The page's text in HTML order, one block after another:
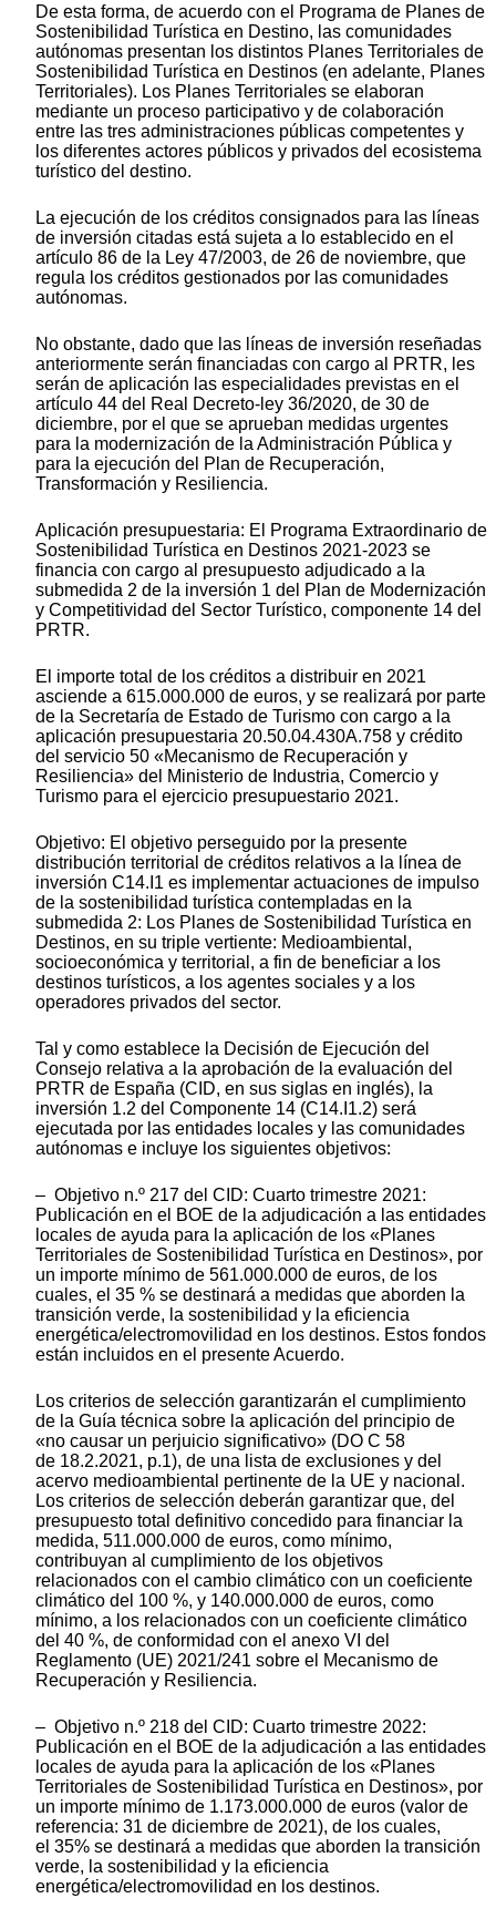
De esta forma, de acuerdo con el Programa de Planes de
Sostenibilidad Turística en Destino, las comunidades
autónomas presentan los distintos Planes Territoriales de
Sostenibilidad Turística en Destinos (en adelante, Planes
Territoriales). Los Planes Territoriales se elaboran
mediante un proceso participativo y de colaboración
entre las tres administraciones públicas competentes y
los diferentes actores públicos y privados del ecosistema
turístico del destino.
La ejecución de los créditos consignados para las líneas
de inversión citadas está sujeta a lo establecido en el
artículo 86 de la Ley 47/2003, de 26 de noviembre, que
regula los créditos gestionados por las comunidades
autónomas.
No obstante, dado que las líneas de inversión reseñadas
anteriormente serán financiadas con cargo al PRTR, les
serán de aplicación las especialidades previstas en el
artículo 44 del Real Decreto-ley 36/2020, de 30 de
diciembre, por el que se aprueban medidas urgentes
para la modernización de la Administración Pública y
para la ejecución del Plan de Recuperación,
Transformación y Resiliencia.
Aplicación presupuestaria: El Programa Extraordinario de
Sostenibilidad Turística en Destinos 2021-2023 se
financia con cargo al presupuesto adjudicado a la
submedida 2 de la inversión 1 del Plan de Modernización
y Competitividad del Sector Turístico, componente 14 del
PRTR.
El importe total de los créditos a distribuir en 2021
asciende a 615.000.000 de euros, y se realizará por parte
de la Secretaría de Estado de Turismo con cargo a la
aplicación presupuestaria 20.50.04.430A.758 y crédito
del servicio 50 «Mecanismo de Recuperación y
Resiliencia» del Ministerio de Industria, Comercio y
Turismo para el ejercicio presupuestario 2021.
Objetivo: El objetivo perseguido por la presente
distribución territorial de créditos relativos a la línea de
inversión C14.I1 es implementar actuaciones de impulso
de la sostenibilidad turística contempladas en la
submedida 2: Los Planes de Sostenibilidad Turística en
Destinos, en su triple vertiente: Medioambiental,
socioeconómica y territorial, a fin de beneficiar a los
destinos turísticos, a los agentes sociales y a los
operadores privados del sector.
Tal y como establece la Decisión de Ejecución del
Consejo relativa a la aprobación de la evaluación del
PRTR de España (CID, en sus siglas en inglés), la
inversión 1.2 del Componente 14 (C14.I1.2) será
ejecutada por las entidades locales y las comunidades
autónomas e incluye los siguientes objetivos:
– Objetivo n.º 217 del CID: Cuarto trimestre 2021:
Publicación en el BOE de la adjudicación a las entidades
locales de ayuda para la aplicación de los «Planes
Territoriales de Sostenibilidad Turística en Destinos», por
un importe mínimo de 561.000.000 de euros, de los
cuales, el 35 % se destinará a medidas que aborden la
transición verde, la sostenibilidad y la eficiencia
energética/electromovilidad en los destinos. Estos fondos
están incluidos en el presente Acuerdo.
Los criterios de selección garantizarán el cumplimiento
de la Guía técnica sobre la aplicación del principio de
«no causar un perjuicio significativo» (DO C 58
de 18.2.2021, p.1), de una lista de exclusiones y del
acervo medioambiental pertinente de la UE y nacional.
Los criterios de selección deberán garantizar que, del
presupuesto total definitivo concedido para financiar la
medida, 511.000.000 de euros, como mínimo,
contribuyan al cumplimiento de los objetivos
relacionados con el cambio climático con un coeficiente
climático del 100 %, y 140.000.000 de euros, como
mínimo, a los relacionados con un coeficiente climático
del 40 %, de conformidad con el anexo VI del
Reglamento (UE) 2021/241 sobre el Mecanismo de
Recuperación y Resiliencia.
– Objetivo n.º 218 del CID: Cuarto trimestre 2022:
Publicación en el BOE de la adjudicación a las entidades
locales de ayuda para la aplicación de los «Planes
Territoriales de Sostenibilidad Turística en Destinos», por
un importe mínimo de 1.173.000.000 de euros (valor de
referencia: 31 de diciembre de 2021), de los cuales,
el 35% se destinará a medidas que aborden la transición
verde, la sostenibilidad y la eficiencia
energética/electromovilidad en los destinos.